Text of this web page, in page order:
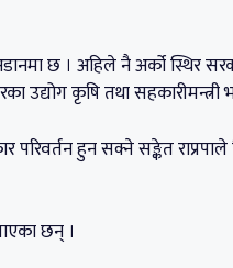
छ । अहिले नै अर्को स्थिर
उद्योग कृषि तथा
परिवर्तन हुन सक्ने सङ्केत
छन् ।